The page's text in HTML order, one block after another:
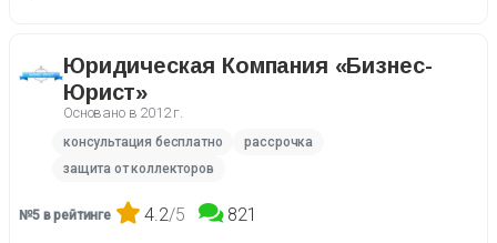
Юридическая Компания «Бизнес-
Юрист»
Основано в 2012 г.
консультация бесплатно
рассрочка
защита от коллекторов
№5 в рейтинге 4.2/5 821